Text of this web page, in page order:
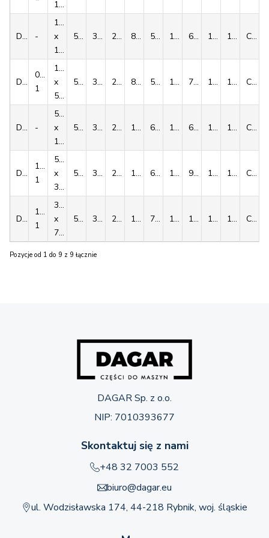
1/4”
D00179 -
1/2”
x
1/4”
53 31 25 8.8 5.0 11.8 6.2 10.2 11.7 C15
D00180
08B-
1
1/2”
x
5/16”
53 31 25 8.9 5.0 12.8 7.4 11.5 13.0 C15
D00181 -
5/8”
x
1/4”
53 31 25 10.6 6.0 15.4 6.2 10.2 11.6 C15
D00182
10B-
1
5/8”
x
3/8”
53 31 25 10.6 6.0 15.4 9.3 13.5 14.9 C15
D00183
12B-
1
3/4”
x
7/16”
53 31 25 12.4 7.0 17.0 11.3 15.9 17.5 C15
Pozycje od 1 do 9 z 9 łącznie
DAGAR Sp. z o.o.
NIP: 7010393677
Skontaktuj się z nami
+48 32 7003 552
biuro@dagar.eu
ul. Wodzisławska 174, 44-218 Rybnik, woj. śląskie